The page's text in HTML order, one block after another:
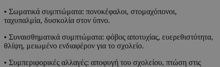
• Σωματικά συμπτώματα: πονοκέφαλοι, στομαχόπονοι,
ταχυπαλμία, δυσκολία στον ύπνο.
• Συναισθηματικά συμπτώματα: φόβος αποτυχίας, ευερεθιστότητα,
θλίψη, μειωμένο ενδιαφέρον για το σχολείο.
• Συμπεριφορικές αλλαγές: αποφυγή του σχολείου, πτώση στις